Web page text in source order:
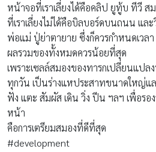
หน้าจอที่เราเลี่ยงได้คือคลิป ยูทู้บ ทีวี ส
ที่เราเลี่ยงไม่ได้คือบิลบอร์ดบนถนน แล
พ่อแม่ ปู่ย่าตายาย ซึ่งก็ควรกำหนดเวลา
ผลรวมของทั้งหมดควรน้อยที่สุด
เพราะเซลล์สมองของทารกเปลี่ยนแป
ทุกวัน เป็นร่างแหประสาทขนาดใหญ่แ
ฟัง แตะ สัมผัส เดิน วิ่ง ปีน ฯลฯ เพื่อรอ
หน้า
คือการเตรียมสมองที่ดีที่สุด
#development